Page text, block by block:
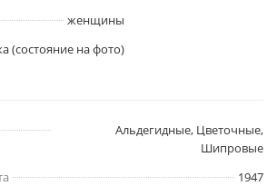
женщины
(состояние на фото)
Альдегидные, Цветочные,
Шипровые
1947